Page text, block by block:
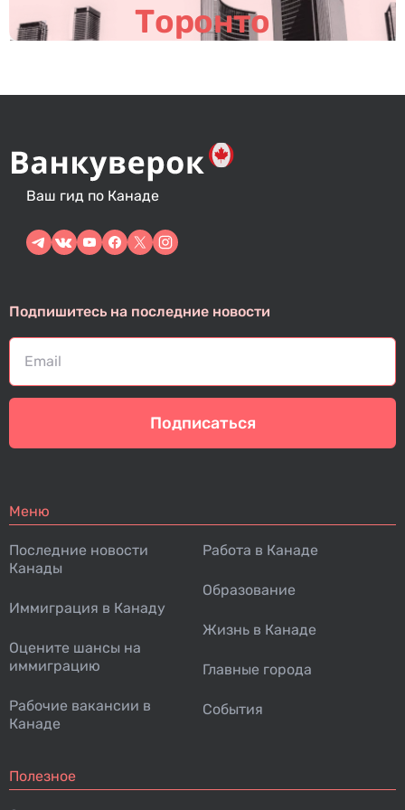
Торонто
Ваш гид по Канаде
Подпишитесь на последние новости
Подписаться
Меню
Последние новости
Канады
Иммиграция в Канаду
Оцените шансы на
иммиграцию
Рабочие вакансии в
Канаде
Работа в Канаде
Образование
Жизнь в Канаде
Главные города
События
Полезное